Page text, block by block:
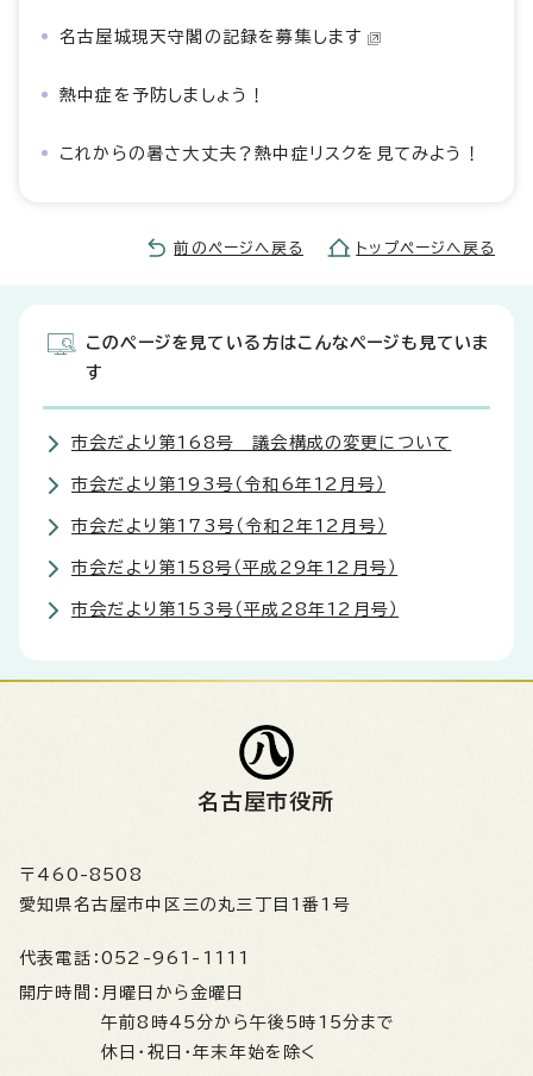
名古屋城現天守閣の記録を募集します
熱中症を予防しましょう！
これからの暑さ大丈夫？熱中症リスクを見てみよう！
前のページへ戻る トップページへ戻る
このページを見ている方はこんなページも見ていま
す
市会だより第168号 議会構成の変更について
市会だより第193号（令和6年12月号）
市会だより第173号（令和2年12月号）
市会だより第158号（平成29年12月号）
市会だより第153号（平成28年12月号）
名古屋市役所
〒460-8508
愛知県名古屋市中区三の丸三丁目1番1号
代表電話： 052-961-1111
開庁時間： 月曜日から金曜日
午前8時45分から午後5時15分まで
休日・祝日・年末年始を除く